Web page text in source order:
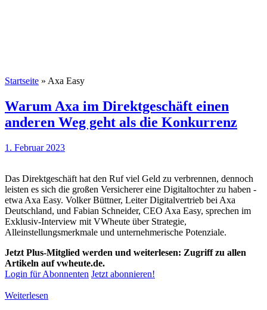
Startseite » Axa Easy
Warum Axa im Direktgeschäft einen
anderen Weg geht als die Konkurrenz
1. Februar 2023
Das Direktgeschäft hat den Ruf viel Geld zu verbrennen, dennoch
leisten es sich die großen Versicherer eine Digitaltochter zu haben -
etwa Axa Easy. Volker Büttner, Leiter Digitalvertrieb bei Axa
Deutschland, und Fabian Schneider, CEO Axa Easy, sprechen im
Exklusiv-Interview mit VWheute über Strategie,
Alleinstellungsmerkmale und unternehmerische Potenziale.
Jetzt Plus-Mitglied werden und weiterlesen: Zugriff zu allen
Artikeln auf vwheute.de.
Login für Abonnenten Jetzt abonnieren!
Weiterlesen